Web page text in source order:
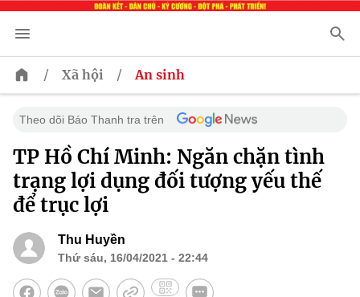
/ Xã hội / An sinh
Theo dõi Báo Thanh tra trên
TP Hồ Chí Minh: Ngăn chặn tình
trạng lợi dụng đối tượng yếu thế
để trục lợi
Thu Huyền
Thứ sáu, 16/04/2021 - 22:44